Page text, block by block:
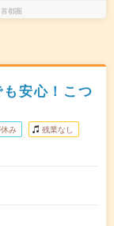
都圏
も安心！こつ
み 残業なし